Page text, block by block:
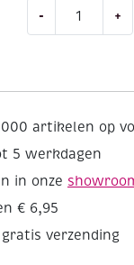
-
prikpen,
+
artikelen op
5 werkdagen
in onze
€ 6,95
verzending